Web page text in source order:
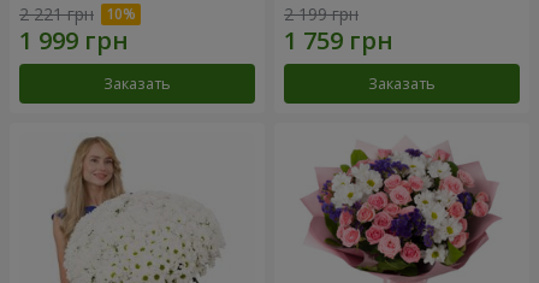
2 221 грн
Заказать
2 199 грн
Заказать